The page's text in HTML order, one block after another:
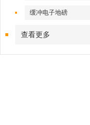
缓冲电子地磅
查看更多